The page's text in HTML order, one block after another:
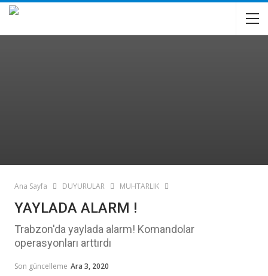
Ana Sayfa DUYURULAR MUHTARLIK
YAYLADA ALARM !
Trabzon'da yaylada alarm! Komandolar
operasyonları arttırdı
Son güncelleme Ara 3, 2020